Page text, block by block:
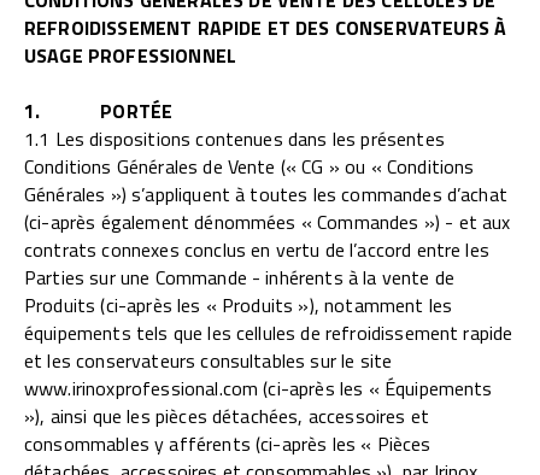
REFROIDISSEMENT RAPIDE ET DES CONSERVATEURS À
USAGE PROFESSIONNEL
1. PORTÉE
1.1 Les dispositions contenues dans les présentes
Conditions Générales de Vente (« CG » ou « Conditions
Générales ») s’appliquent à toutes les commandes d’achat
(ci-après également dénommées « Commandes ») - et aux
contrats connexes conclus en vertu de l’accord entre les
Parties sur une Commande - inhérents à la vente de
Produits (ci-après les « Produits »), notamment les
équipements tels que les cellules de refroidissement rapide
et les conservateurs consultables sur le site
www.irinoxprofessional.com (ci-après les « Équipements
»), ainsi que les pièces détachées, accessoires et
consommables y afférents (ci-après les « Pièces